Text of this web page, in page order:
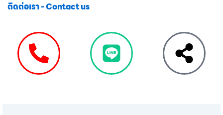
ติดต่อเรา - Contact us